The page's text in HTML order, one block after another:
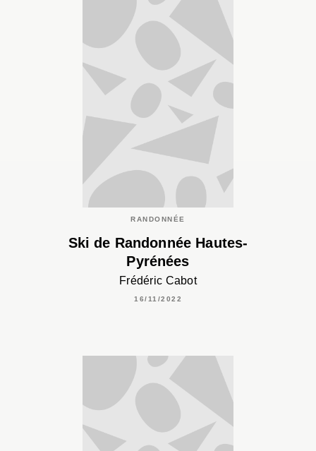
RANDONNÉE
Ski de Randonnée Hautes-
Pyrénées
Frédéric Cabot
16/11/2022